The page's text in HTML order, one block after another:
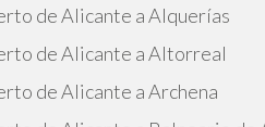
de Alicante a Alquerías
de Alicante a Altorreal
de Alicante a Archena